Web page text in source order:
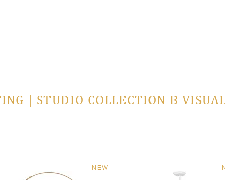
| STUDIO COLLECTION В
NEW